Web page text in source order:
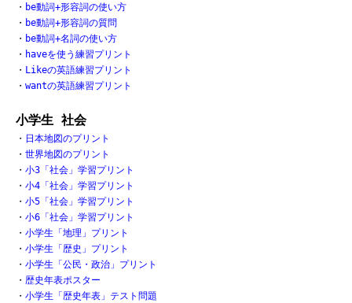
・ be動詞+形容詞の使い方
・ be動詞+形容詞の質問
・ be動詞+名詞の使い方
・ haveを使う練習プリント
・ Likeの英語練習プリント
・ wantの英語練習プリント
小学生 社会
・ 日本地図のプリント
・ 世界地図のプリント
・ 小3「社会」学習プリント
・ 小4「社会」学習プリント
・ 小5「社会」学習プリント
・ 小6「社会」学習プリント
・ 小学生「地理」プリント
・ 小学生「歴史」プリント
・ 小学生「公民・政治」プリント
・ 歴史年表ポスター
・ 小学生「歴史年表」テスト問題